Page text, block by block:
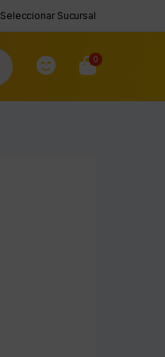
Seleccionar Sucursal
0